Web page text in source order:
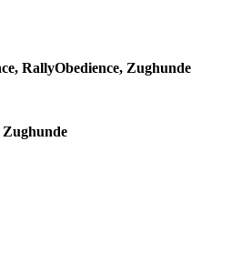
RallyObedience, Zughunde
Zughunde